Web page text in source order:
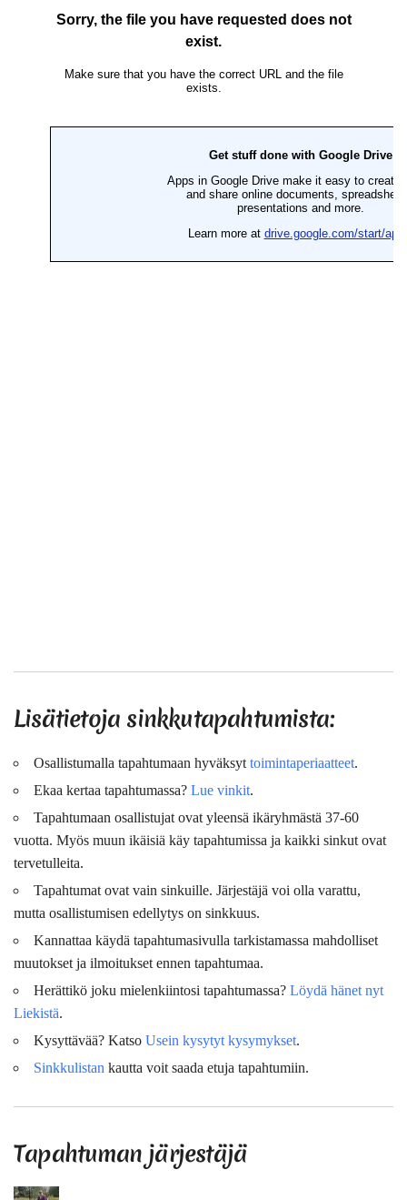
Lisätietoja sinkkutapahtumista:
Osallistumalla tapahtumaan hyväksyt toimintaperiaatteet.
Ekaa kertaa tapahtumassa? Lue vinkit.
Tapahtumaan osallistujat ovat yleensä ikäryhmästä 37-60
vuotta. Myös muun ikäisiä käy tapahtumissa ja kaikki sinkut ovat
tervetulleita.
Tapahtumat ovat vain sinkuille. Järjestäjä voi olla varattu,
mutta osallistumisen edellytys on sinkkuus.
Kannattaa käydä tapahtumasivulla tarkistamassa mahdolliset
muutokset ja ilmoitukset ennen tapahtumaa.
Herättikö joku mielenkiintosi tapahtumassa? Löydä hänet nyt
Liekistä.
Kysyttävää? Katso Usein kysytyt kysymykset.
Sinkkulistan kautta voit saada etuja tapahtumiin.
Tapahtuman järjestäjä